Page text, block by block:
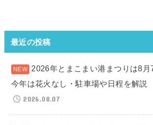
最近の投稿
2026年とまこまい港まつりは8月
今年は花火なし・駐車場や日程を解説
2026.08.07